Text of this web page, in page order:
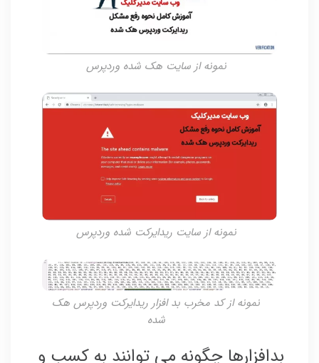
نمونه از سایت هک شده وردپرس
نمونه از سایت ریدایرکت شده وردپرس
نمونه از کد مخرب بد افزار ریدایرکت وردپرس هک
شده
بدافزارها چگونه می توانند به کسب و